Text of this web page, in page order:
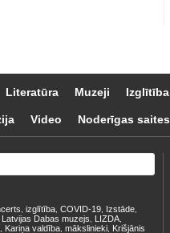
Literatūra Muzeji Izglītība
Video Noderīgas saites
izglītība COVID-19 Izstāde
Latvijas Dabas muzejs LIZDA
Kariņa valdība mākslinieki Krišjānis